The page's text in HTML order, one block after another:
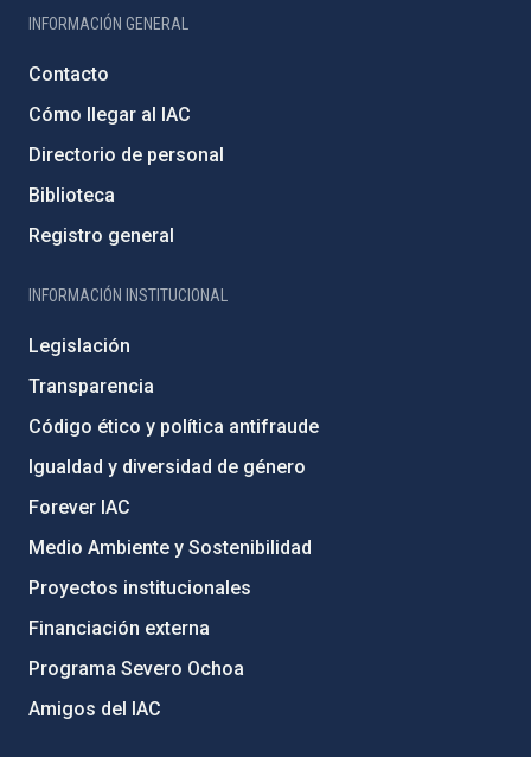
INFORMACIÓN GENERAL
Contacto
Cómo llegar al IAC
Directorio de personal
Biblioteca
Registro general
INFORMACIÓN INSTITUCIONAL
Legislación
Transparencia
Código ético y política antifraude
Igualdad y diversidad de género
Forever IAC
Medio Ambiente y Sostenibilidad
Proyectos institucionales
Financiación externa
Programa Severo Ochoa
Amigos del IAC